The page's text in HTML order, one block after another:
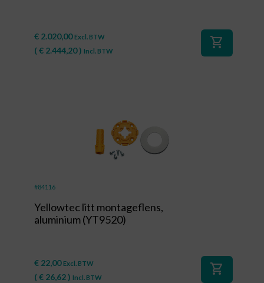
€ 2.020,00 Excl. BTW
( € 2.444,20) Incl. BTW
shopping_cart
#84116
Yellowtec litt montageflens,
aluminium (YT9520)
€ 22,00 Excl. BTW
( € 26,62) Incl. BTW
shopping_cart